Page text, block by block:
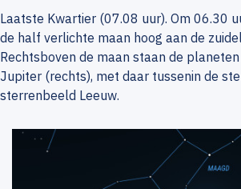
Laatste Kwartier (07.08 uur). Om 06.30
de half verlichte maan hoog aan de
Rechtsboven de maan staan de
Jupiter (rechts), met daar tussenin de
sterrenbeeld Leeuw.